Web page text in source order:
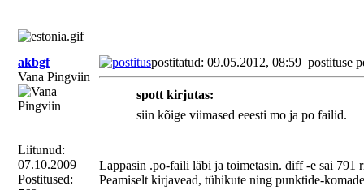
akbgf
Vana Pingviin
Liitunud:
07.10.2009
Postitused:
postitatud: 09.05.2012, 08:59 postituse
spott kirjutas:
siin kõige viimased eeesti mo ja po failid.
Lappasin .po-faili läbi ja toimetasin. diff -e sai 791
Peamiselt kirjavead, tühikute ning punktide-